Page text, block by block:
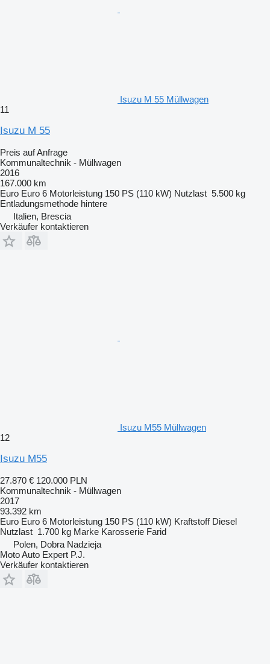
Isuzu M 55 Müllwagen
11
Isuzu M 55
Preis auf Anfrage
Kommunaltechnik - Müllwagen
2016
167.000 km
Euro Euro 6 Motorleistung 150 PS (110 kW) Nutzlast 5.500 kg
Entladungsmethode hintere
Italien, Brescia
Verkäufer kontaktieren
Isuzu M55 Müllwagen
12
Isuzu M55
27.870 € 120.000 PLN
Kommunaltechnik - Müllwagen
2017
93.392 km
Euro Euro 6 Motorleistung 150 PS (110 kW) Kraftstoff Diesel
Nutzlast 1.700 kg Marke Karosserie Farid
Polen, Dobra Nadzieja
Moto Auto Expert P.J.
Verkäufer kontaktieren